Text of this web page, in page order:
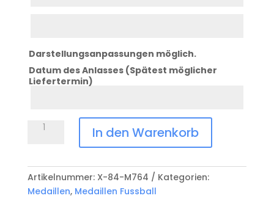
Darstellungsanpassungen möglich.
Datum des Anlasses (Spätest möglicher
Liefertermin)
Medaille
84-
M764
Menge
In den Warenkorb
Artikelnummer: X-84-M764
Kategorien:
Medaillen, Medaillen Fussball